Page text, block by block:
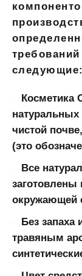
следующие:
Косметика
чистой
(это
Все
заготовлены
окружающей
Без
травяным